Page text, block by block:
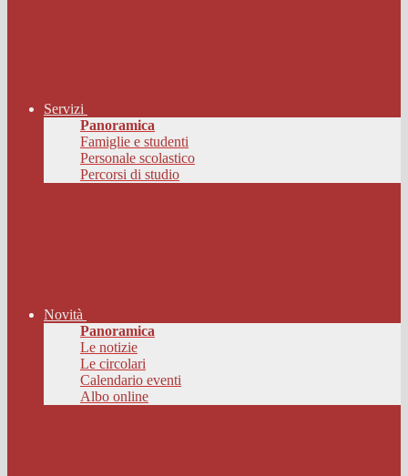
Servizi
Panoramica
Famiglie e studenti
Personale scolastico
Percorsi di studio
Novità
Panoramica
Le notizie
Le circolari
Calendario eventi
Albo online